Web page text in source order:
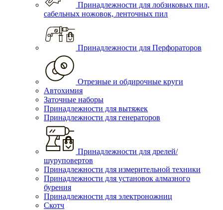
Принадлежности для лобзиковых пил,
сабельных ножовок, ленточных пил
Принадлежности для Перфораторов
Отрезные и обдирочные круги
Автохимия
Заточные наборы
Принадлежности для вытяжек
Принадлежности для генераторов
Принадлежности для дрелей/
шуруповертов
Принадлежности для измерительной техники
Принадлежности для установок алмазного
бурения
Принадлежности для электроножниц
Скотч